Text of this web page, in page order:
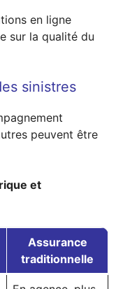
en ligne
sur la qualité du
sinistres
peuvent être
et
Assurance
traditionnelle